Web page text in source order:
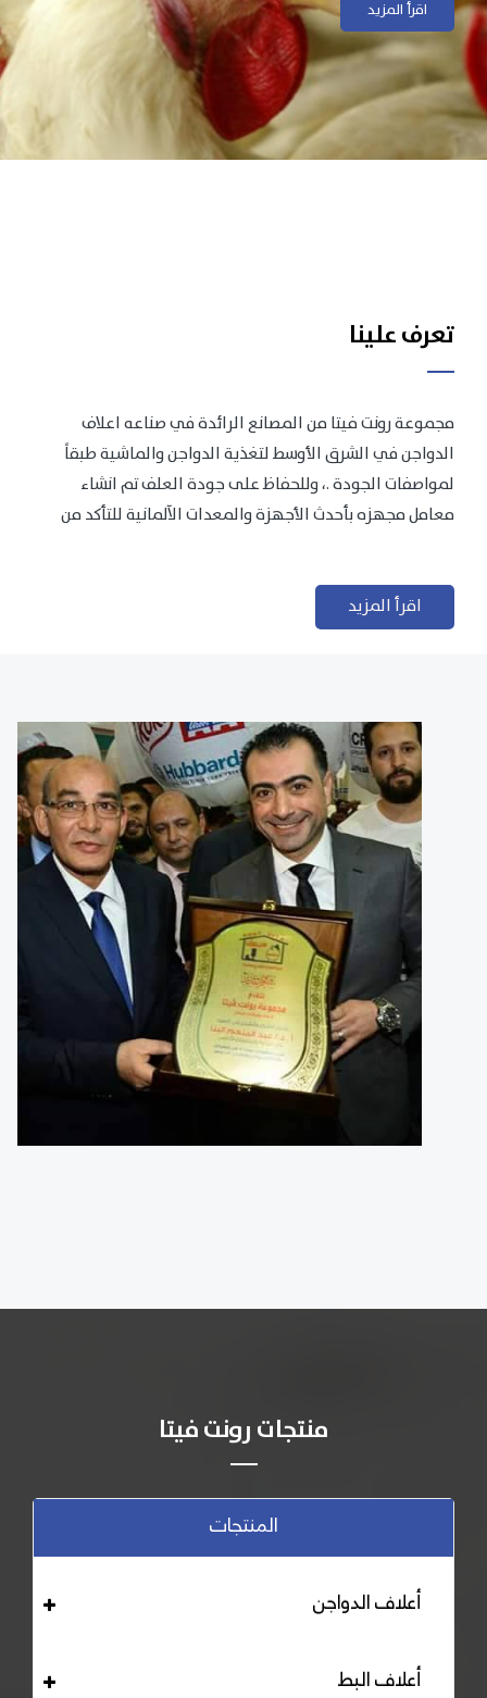
اقرأ المزيداقرأ المزيد
تعرف علينا
مجموعة رونت فيتا من المصانع الرائدة في صناعه اعلاف
الدواجن في الشرق الأوسط لتغذية الدواجن والماشية طبقاً
لمواصفات الجودة .، وللحفاظ على جودة العلف تم انشاء
معامل مجهزه بأحدث الأجهزة والمعدات الآلمانية للتأكد من
اقرأ المزيد
منتجات رونت فيتا
المنتجات
أعلاف الدواجن
أعلاف البط